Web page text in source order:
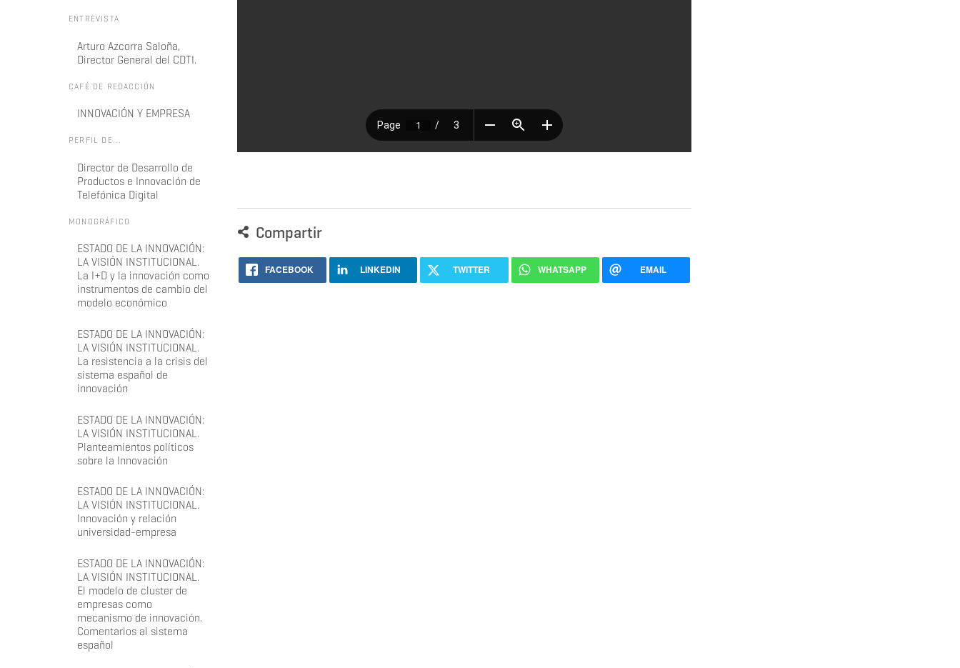
ENTREVISTA
Arturo Azcorra Saloña,
Director General del CDTI.
CAFÉ DE REDACCIÓN
INNOVACIÓN Y EMPRESA
PERFIL DE...
Director de Desarrollo de
Productos e Innovación de
Telefónica Digital
MONOGRÁFICO
ESTADO DE LA INNOVACIÓN:
LA VISIÓN INSTITUCIONAL.
La I+D y la innovación como
instrumentos de cambio del
modelo económico
ESTADO DE LA INNOVACIÓN:
LA VISIÓN INSTITUCIONAL.
La resistencia a la crisis del
sistema español de
innovación
ESTADO DE LA INNOVACIÓN:
LA VISIÓN INSTITUCIONAL.
Planteamientos políticos
sobre la Innovación
ESTADO DE LA INNOVACIÓN:
LA VISIÓN INSTITUCIONAL.
Innovación y relación
universidad-empresa
ESTADO DE LA INNOVACIÓN:
LA VISIÓN INSTITUCIONAL.
El modelo de cluster de
empresas como
mecanismo de innovación.
Comentarios al sistema
español
Compartir
FACEBOOK LINKEDIN TWITTER WHATSAPP EMAIL